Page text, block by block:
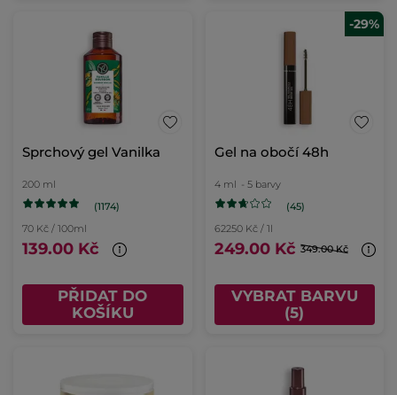
Sprchový gel Vanilka
200 ml
(1174)
70 Kč / 100ml
139.00 Kč
PŘIDAT DO
KOŠÍKU
-29%
Gel na obočí 48h
4 ml - 5 barvy
(45)
62250 Kč / 1l
249.00 Kč 349.00 Kč
VYBRAT BARVU
(5)